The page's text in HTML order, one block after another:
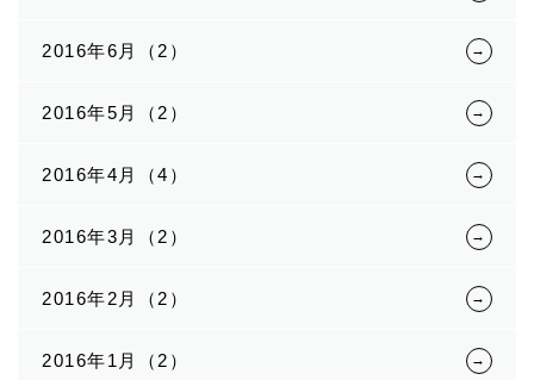
2016年6月（2）
2016年5月（2）
2016年4月（4）
2016年3月（2）
2016年2月（2）
2016年1月（2）